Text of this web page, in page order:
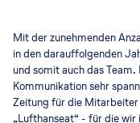
Mit der zunehmenden
in den darauffolgenden
und somit auch das
Kommunikation sehr
Zeitung für die Mitarbeiter
„Lufthanseat“ - für die